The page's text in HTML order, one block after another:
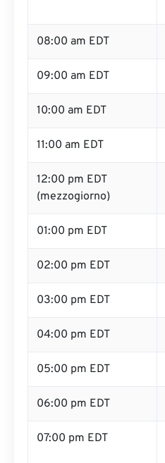
08:00 am EDT
09:00 am EDT
10:00 am EDT
11:00 am EDT
12:00 pm EDT
(mezzogiorno)
01:00 pm EDT
02:00 pm EDT
03:00 pm EDT
04:00 pm EDT
05:00 pm EDT
06:00 pm EDT
07:00 pm EDT